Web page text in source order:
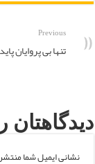
Previous
تنها بی پروایان
دیدگاهتان
نشانی ایمیل شما